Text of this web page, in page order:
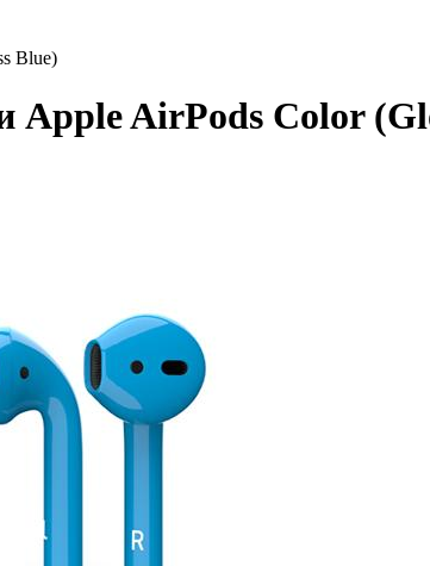
Blue)
AirPods Color